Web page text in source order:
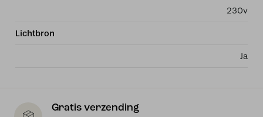
230v
Lichtbron
Ja
Gratis verzending